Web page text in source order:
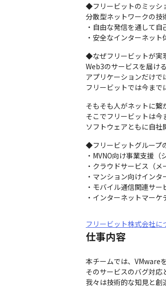
◆フリービットのミッシ
分散型ネットワークの技
・自由な発信を通して
・安全なインターネッ
◆なぜフリービットが実
Web3のサービスを届け
アプリケーションだけで
フリービットでは今まで
そもそも人がネットに繋
そこでフリービットは今
ソフトウェアともに自社
◆フリービットグループ
・MVNO向け事業支援（
・クラウドサービス（メ
・マンション向けイン
・モバイル通信関連サー
・インターネットマー
フリービット株式会社に
仕事内容
本チームでは、VMware
そのサービスのバグ対応
我々は技術的な知見と創